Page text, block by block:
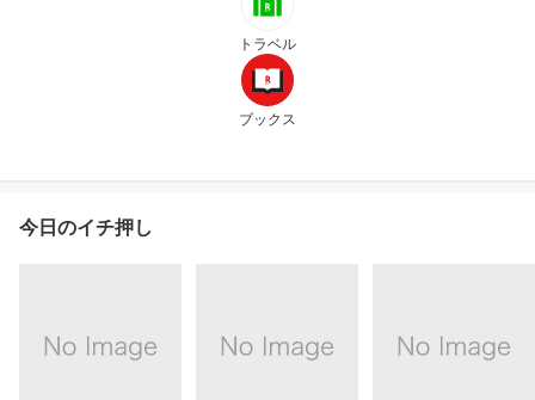
トラベル
ブックス
今日のイチ押し